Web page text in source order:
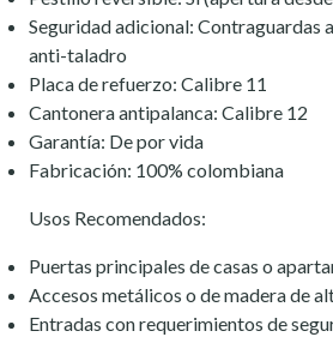
Seguridad adicional: Contraguardas
anti-taladro
Placa de refuerzo: Calibre 11
Cantonera antipalanca: Calibre 12
Garantía: De por vida
Fabricación: 100% colombiana
Usos Recomendados:
Puertas principales de casas o
Accesos metálicos o de madera de
Entradas con requerimientos de